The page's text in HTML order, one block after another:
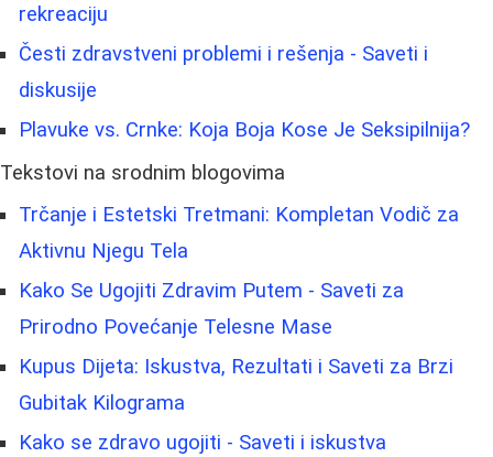
rekreaciju
Česti zdravstveni problemi i rešenja - Saveti i
diskusije
Plavuke vs. Crnke: Koja Boja Kose Je Seksipilnija?
Tekstovi na srodnim blogovima
Trčanje i Estetski Tretmani: Kompletan Vodič za
Aktivnu Njegu Tela
Kako Se Ugojiti Zdravim Putem - Saveti za
Prirodno Povećanje Telesne Mase
Kupus Dijeta: Iskustva, Rezultati i Saveti za Brzi
Gubitak Kilograma
Kako se zdravo ugojiti - Saveti i iskustva